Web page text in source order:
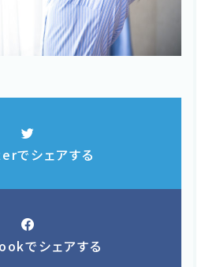
でシェアする
でシェアする